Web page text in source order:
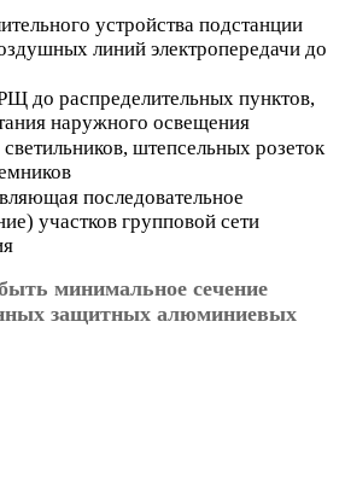
устройства подстанции
линий электропередачи до
до распределительных пунктов,
наружного освещения
штепсельных розеток
последовательное
участков групповой сети
минимальное сечение
защитных алюминиевых